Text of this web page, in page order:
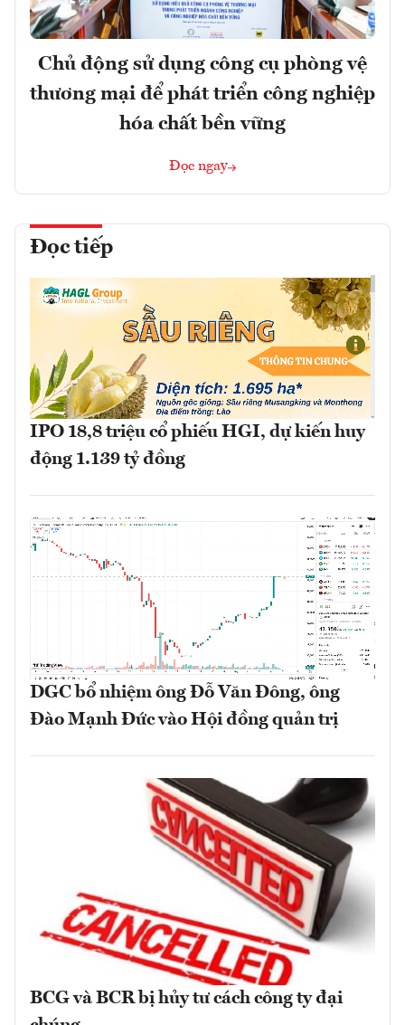
Chủ động sử dụng công cụ phòng vệ
thương mại để phát triển công nghiệp
hóa chất bền vững
Đọc ngay
Đọc tiếp
IPO 18,8 triệu cổ phiếu HGI, dự kiến huy
động 1.139 tỷ đồng
DGC bổ nhiệm ông Đỗ Văn Đông, ông
Đào Mạnh Đức vào Hội đồng quản trị
BCG và BCR bị hủy tư cách công ty đại